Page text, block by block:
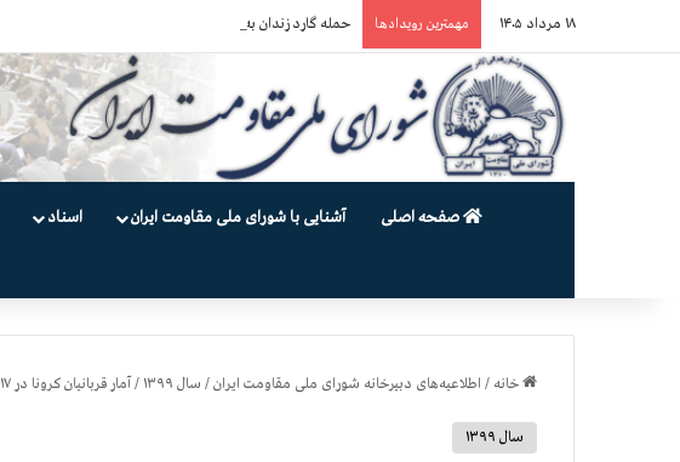
۱۸ مرداد ۱۴۰۵ مهمترین رویدادها حمله گارد زندان به سالنهای ۳ و ۴ بند ۷ اوین و اعمال فشار بر زندانیان سیاسی در شهرهای مختلف
صفحه اصلی آشنایی با شورای ملی مقاومت ایران اسناد
خانه / اطلاعیه‌های دبیرخانه شورای ملی مقاومت ایران/ سال ۱۳۹۹ / آمار قربانیان کرونا در ۳۱۷ شهر بیش از ۴۱ هزار و۲۰۰ نفر است
سال ۱۳۹۹